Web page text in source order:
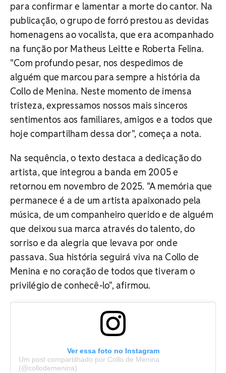
para confirmar e lamentar a morte do cantor. Na
publicação, o grupo de forró prestou as devidas
homenagens ao vocalista, que era acompanhado
na função por Matheus Leitte e Roberta Felina.
"Com profundo pesar, nos despedimos de
alguém que marcou para sempre a história da
Collo de Menina. Neste momento de imensa
tristeza, expressamos nossos mais sinceros
sentimentos aos familiares, amigos e a todos que
hoje compartilham dessa dor", começa a nota.
Na sequência, o texto destaca a dedicação do
artista, que integrou a banda em 2005 e
retornou em novembro de 2025. "A memória que
permanece é a de um artista apaixonado pela
música, de um companheiro querido e de alguém
que deixou sua marca através do talento, do
sorriso e da alegria que levava por onde
passava. Sua história seguirá viva na Collo de
Menina e no coração de todos que tiveram o
privilégio de conhecê-lo", afirmou.
Ver essa foto no Instagram
Um post compartilhado por Collo de Menina
(@collodemenina)